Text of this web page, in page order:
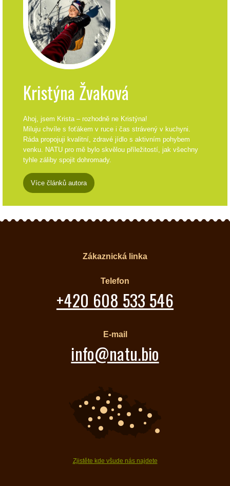
Kristýna Žvaková
Ahoj, jsem Krista – rozhodně ne Kristýna!
Miluju chvíle s foťákem v ruce i čas strávený v kuchyni.
Ráda propojuji kvalitní, zdravé jídlo s aktivním pohybem
venku. NATU pro mě bylo skvělou příležitostí, jak všechny
tyhle záliby spojit dohromady.
Více článků autora
Zákaznická linka
Telefon
+420 608 533 546
E-mail
info@natu.bio
Zjistěte kde všude nás najdete